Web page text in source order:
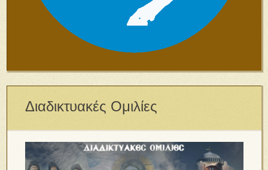
Διαδικτυακές Ομιλίες